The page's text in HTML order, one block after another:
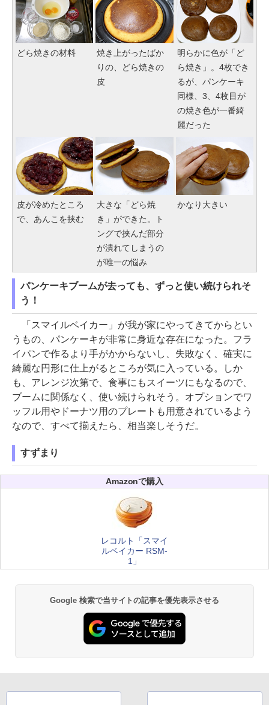
どら焼きの材料
焼き上がったばか
りの、どら焼きの
皮
明らかに色が「ど
ら焼き」。4枚でき
るが、パンケーキ
同様、3、4枚目が
の焼き色が一番綺
麗だった
皮が冷めたところ
で、あんこを挟む
大きな「どら焼
き」ができた。ト
ングで挟んだ部分
が潰れてしまうの
が唯一の悩み
かなり大きい
パンケーキブームが去っても、ずっと使い続けられそ
う！
「スマイルベイカー」が我が家にやってきてからとい
うもの、パンケーキが非常に身近な存在になった。フラ
イパンで作るより手がかからないし、失敗なく、確実に
綺麗な円形に仕上がるところが気に入っている。しか
も、アレンジ次第で、食事にもスイーツにもなるので、
ブームに関係なく、使い続けられそう。オプションでワ
ッフル用やドーナツ用のプレートも用意されているよう
なので、すべて揃えたら、相当楽しそうだ。
すずまり
Amazonで購入
レコルト「スマイ
ルベイカー RSM-
1」
Google 検索で当サイトの記事を優先表示させる